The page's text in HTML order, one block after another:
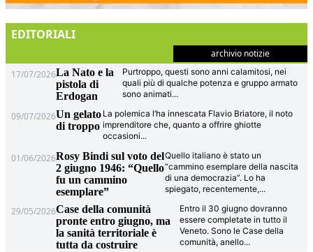
EDITORIALI
archivio notizie
17/07/2026La Nato e la
pistola di
Erdogan
Purtroppo, questi sono anni calamitosi, nei
quali più di qualche potenza e gruppo armato
sono animati...
09/07/2026Un gelato
di troppo
La polemica l’ha innescata Flavio Briatore, il noto
imprenditore che, quanto a offrire ghiotte
occasioni...
01/06/2026Rosy Bindi sul voto del
2 giugno 1946: “Quello
fu un cammino
esemplare”
Quello italiano è stato un
“cammino esemplare della nascita
di una democrazia”. Lo ha
spiegato, recentemente,...
29/05/2026Case della comunità
pronte entro giugno, ma
la sanità territoriale è
tutta da costruire
Entro il 30 giugno dovranno
essere completate in tutto il
Veneto. Sono le Case della
comunità, anello...